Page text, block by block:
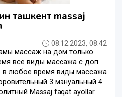
ташкент massaj
08.12.2023, 08:42
массаж на дом только
все виды массажа с доп
в любое время виды массажа
3 мануальный 4
Massaj faqat ayollar